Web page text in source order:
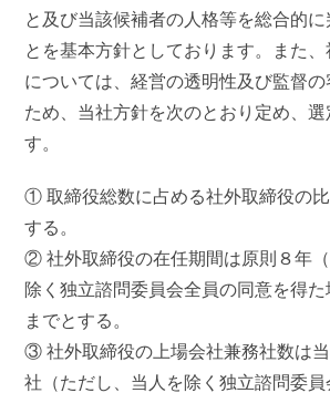
と及び当該候補者の人格等を総合的に
とを基本方針としております。また
については、経営の透明性及び監督
ため、当社方針を次のとおり定め、選
す。
① 取締役総数に占める社外取締役の
する。
② 社外取締役の在任期間は原則８年
除く独立諮問委員会全員の同意を得た
までとする。
③ 社外取締役の上場会社兼務社数は
社（ただし、当人を除く独立諮問委